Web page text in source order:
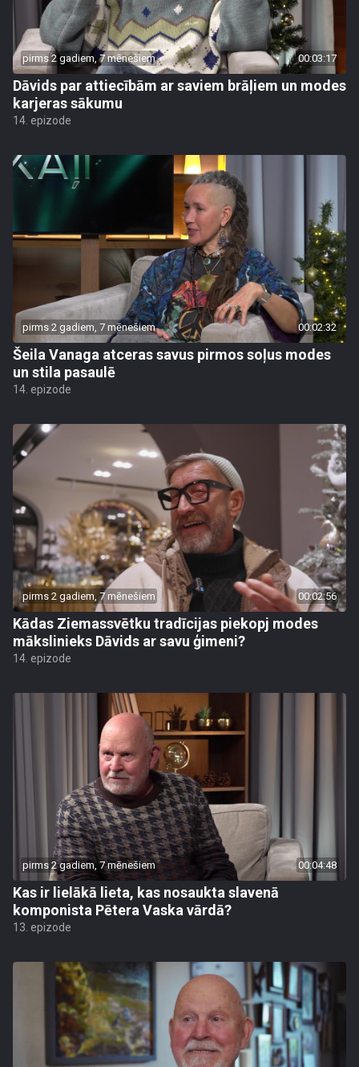
pirms 2 gadiem, 7 mēnešiem 00:03:17
Dāvids par attiecībām ar saviem brāļiem un modes
karjeras sākumu
14. epizode
pirms 2 gadiem, 7 mēnešiem 00:02:32
Šeila Vanaga atceras savus pirmos soļus modes
un stila pasaulē
14. epizode
pirms 2 gadiem, 7 mēnešiem 00:02:56
Kādas Ziemassvētku tradīcijas piekopj modes
mākslinieks Dāvids ar savu ģimeni?
14. epizode
pirms 2 gadiem, 7 mēnešiem 00:04:48
Kas ir lielākā lieta, kas nosaukta slavenā
komponista Pētera Vaska vārdā?
13. epizode